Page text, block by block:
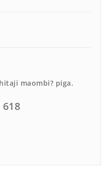
maombi? piga.
618